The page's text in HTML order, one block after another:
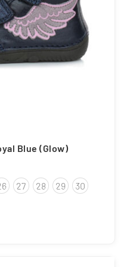
Blue (Glow)
27 28 29
30